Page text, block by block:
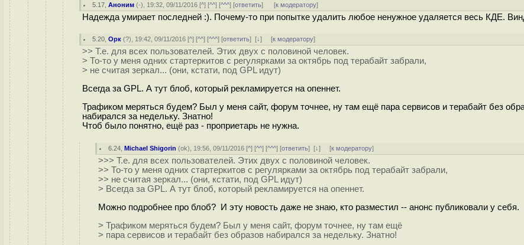
5.17 ,Аноним (-), 19:32, 09/11/2016 [^] [^^] [^^^] [ответить] [к модератору]
Надежда умирает последней :). Почему-то при попытке удалить любое ненужное удаляется весь КДЕ.
5.20 ,Орк (?), 19:42, 09/11/2016 [^] [^^] [^^^] [ответить][↓] [к модератору]
>> Т.е. для всех пользователей. Этих двух с половиной человек.
> То-то у меня одних стартеркитов с регулярками за октябрь под терабайт забрали,
> не считая зеркал... (они, кстати, под GPL идут)
Всегда за GPL. А тут блоб, который рекламируется на опеннет.
Трафиком меряться будем? Был у меня сайт, форум точнее, ну там ещё пара сервисов и терабайт без
набирался за недельку. Знатно!
Чтоб было понятно, ещё раз - проприетарь не нужна.
6.24 ,Michael Shigorin (ok), 19:56, 09/11/2016 [^] [^^] [^^^] [ответить][↓] [к модератору]
>>> Т.е. для всех пользователей. Этих двух с половиной человек.
>> То-то у меня одних стартеркитов с регулярками за октябрь под терабайт забрали,
>> не считая зеркал... (они, кстати, под GPL идут)
> Всегда за GPL. А тут блоб, который рекламируется на опеннет.
Можно подробнее про блоб? И эту новость даже не знаю, кто разместил -- анонс публиковали у себя.
> Трафиком меряться будем? Был у меня сайт, форум точнее, ну там ещё
> пара сервисов и терабайт без образов набирался за недельку. Знатно!